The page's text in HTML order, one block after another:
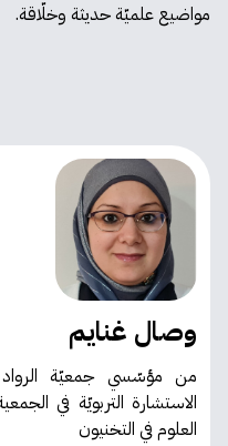
مواضيع علميّة حديثة وخلّاقة.
وصال غنايم
من مؤسّسي جمعيّة الرواد
الاستشارة التربويّة في
العلوم في التخنيون